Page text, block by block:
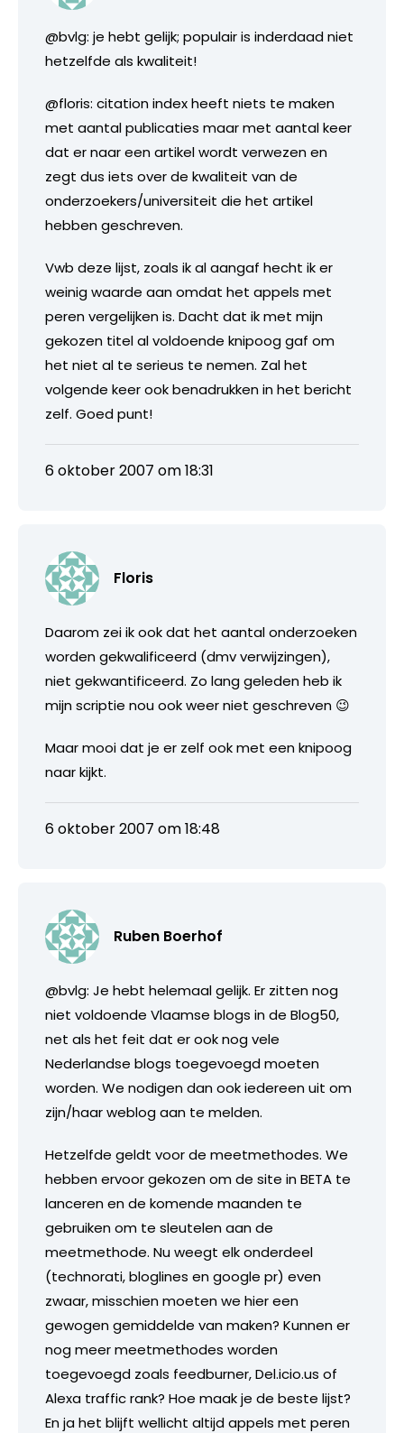
@bvlg: je hebt gelijk; populair is inderdaad niet
hetzelfde als kwaliteit!
@floris: citation index heeft niets te maken
met aantal publicaties maar met aantal keer
dat er naar een artikel wordt verwezen en
zegt dus iets over de kwaliteit van de
onderzoekers/universiteit die het artikel
hebben geschreven.
Vwb deze lijst, zoals ik al aangaf hecht ik er
weinig waarde aan omdat het appels met
peren vergelijken is. Dacht dat ik met mijn
gekozen titel al voldoende knipoog gaf om
het niet al te serieus te nemen. Zal het
volgende keer ook benadrukken in het bericht
zelf. Goed punt!
6 oktober 2007 om 18:31
Floris
Daarom zei ik ook dat het aantal onderzoeken
worden gekwalificeerd (dmv verwijzingen),
niet gekwantificeerd. Zo lang geleden heb ik
mijn scriptie nou ook weer niet geschreven 😉
Maar mooi dat je er zelf ook met een knipoog
naar kijkt.
6 oktober 2007 om 18:48
Ruben Boerhof
@bvlg: Je hebt helemaal gelijk. Er zitten nog
niet voldoende Vlaamse blogs in de Blog50,
net als het feit dat er ook nog vele
Nederlandse blogs toegevoegd moeten
worden. We nodigen dan ook iedereen uit om
zijn/haar weblog aan te melden.
Hetzelfde geldt voor de meetmethodes. We
hebben ervoor gekozen om de site in BETA te
lanceren en de komende maanden te
gebruiken om te sleutelen aan de
meetmethode. Nu weegt elk onderdeel
(technorati, bloglines en google pr) even
zwaar, misschien moeten we hier een
gewogen gemiddelde van maken? Kunnen er
nog meer meetmethodes worden
toegevoegd zoals feedburner, Del.icio.us of
Alexa traffic rank? Hoe maak je de beste lijst?
En ja het blijft wellicht altijd appels met peren